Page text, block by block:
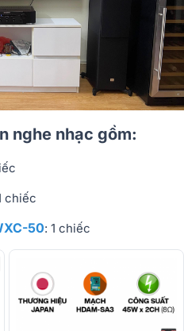
nghe nhạc gồm:
chiếc
50: 1 chiếc